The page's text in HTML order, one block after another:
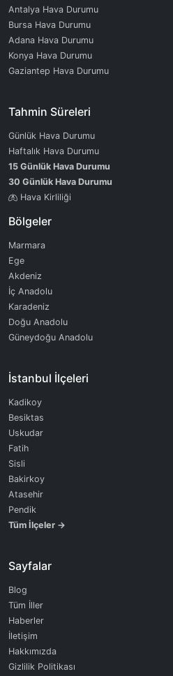
Antalya Hava Durumu
Bursa Hava Durumu
Adana Hava Durumu
Konya Hava Durumu
Gaziantep Hava Durumu
Tahmin Süreleri
Günlük Hava Durumu
Haftalık Hava Durumu
15 Günlük Hava Durumu
30 Günlük Hava Durumu
Hava Kirliliği
Bölgeler
Marmara
Ege
Akdeniz
İç Anadolu
Karadeniz
Doğu Anadolu
Güneydoğu Anadolu
İstanbul İlçeleri
Kadikoy
Besiktas
Uskudar
Fatih
Sisli
Bakirkoy
Atasehir
Pendik
Tüm İlçeler →
Sayfalar
Blog
Tüm İller
Haberler
İletişim
Hakkımızda
Gizlilik Politikası